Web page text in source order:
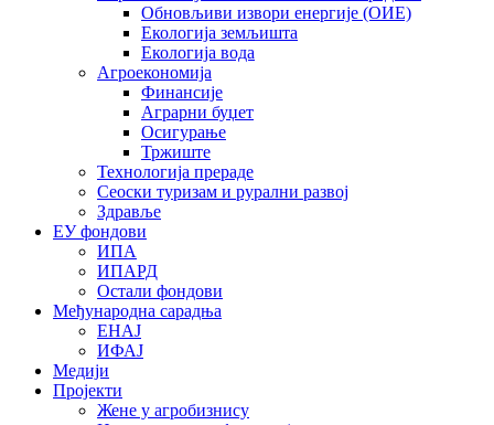
Обновљиви извори енергије (ОИЕ)
Екологија земљишта
Екологија вода
Агроекономија
Финансије
Аграрни буџет
Осигурање
Тржиште
Технологија прераде
Сеоски туризам и рурални развој
Здравље
ЕУ фондови
ИПА
ИПАРД
Остали фондови
Међународна сарадња
ЕНАЈ
ИФАЈ
Медији
Пројекти
Жене у агробизнису